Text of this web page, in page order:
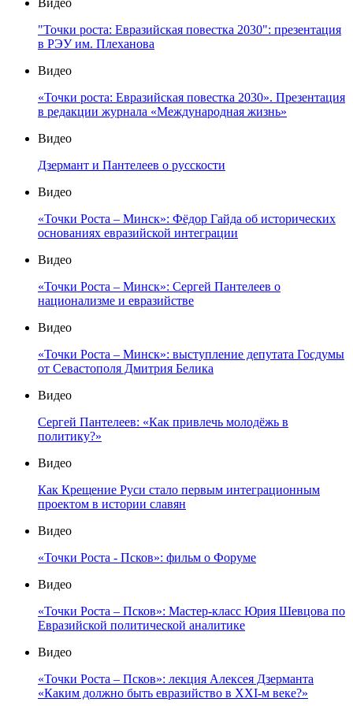
Видео
"Точки роста: Евразийская повестка 2030": презентация
в РЭУ им. Плеханова
Видео
«Точки роста: Евразийская повестка 2030». Презентация
в редакции журнала «Международная жизнь»
Видео
Дзермант и Пантелеев о русскости
Видео
«Точки Роста – Минск»: Фёдор Гайда об исторических
основаниях евразийской интеграции
Видео
«Точки Роста – Минск»: Сергей Пантелеев о
национализме и евразийстве
Видео
«Точки Роста – Минск»: выступление депутата Госдумы
от Севастополя Дмитрия Белика
Видео
Сергей Пантелеев: «Как привлечь молодёжь в
политику?»
Видео
Как Крещение Руси стало первым интеграционным
проектом в истории славян
Видео
«Точки Роста - Псков»: фильм о Форуме
Видео
«Точки Роста – Псков»: Мастер-класс Юрия Шевцова по
Евразийской политической аналитике
Видео
«Точки Роста – Псков»: лекция Алексея Дзерманта
«Каким должно быть евразийство в XXI-м веке?»